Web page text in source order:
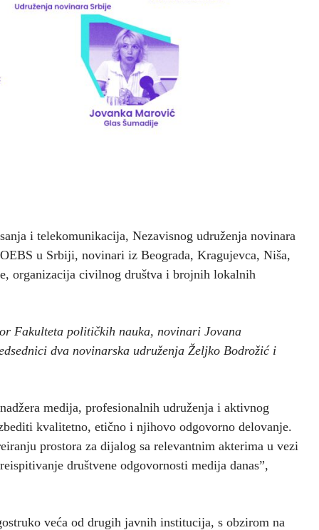
i telekomunikacija, Nezavisnog udruženja novinara
u Srbiji, novinari iz Beograda, Kragujevca, Niša,
organizacija civilnog društva i brojnih lokalnih
Fakulteta političkih nauka, novinari Jovana
dva novinarska udruženja Željko Bodrožić i
medija, profesionalnih udruženja i aktivnog
kvalitetno, etično i njihovo odgovorno delovanje.
prostora za dijalog sa relevantnim akterima u vezi
društvene odgovornosti medija danas”,
veća od drugih javnih institucija, s obzirom na